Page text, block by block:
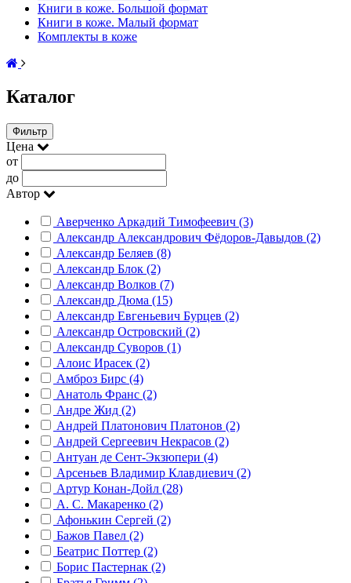
Книги в коже. Большой формат
Книги в коже. Малый формат
Комплекты в коже
Каталог
Фильтр
Цена
от
до
Автор
Аверченко Аркадий Тимофеевич (3)
Александр Александрович Фёдоров-Давыдов (2)
Александр Беляев (8)
Александр Блок (2)
Александр Волков (7)
Александр Дюма (15)
Александр Евгеньевич Бурцев (2)
Александр Островский (2)
Александр Суворов (1)
Алоис Ирасек (2)
Амброз Бирс (4)
Анатоль Франс (2)
Андре Жид (2)
Андрей Платонович Платонов (2)
Андрей Сергеевич Некрасов (2)
Антуан де Сент-Экзюпери (4)
Арсеньев Владимир Клавдиевич (2)
Артур Конан-Дойл (28)
А. С. Макаренко (2)
Афонькин Сергей (2)
Бажов Павел (2)
Беатрис Поттер (2)
Борис Пастернак (2)